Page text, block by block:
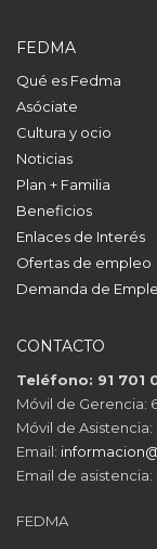
FEDMA
Qué es Fedma
Asóciate
Cultura y ocio
Noticias
Plan + Familia
Beneficios
Enlaces de Interés
Ofertas de empleo
Demanda de
CONTACTO
Teléfono: 91 701
Móvil de Gerencia:
Móvil de Asistencia:
Email:
Email de asistencia:
FEDMA